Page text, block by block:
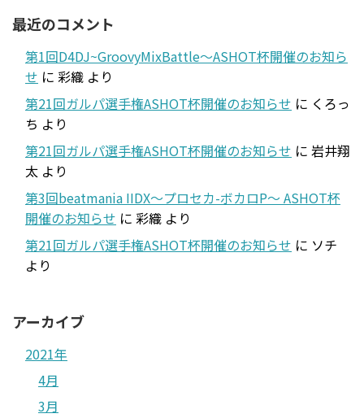
最近のコメント
第1回D4DJ~GroovyMixBattle～ASHOT杯開催のお知ら
せ に 彩織 より
第21回ガルパ選手権ASHOT杯開催のお知らせ に くろっ
ち より
第21回ガルパ選手権ASHOT杯開催のお知らせ に 岩井翔
太 より
第3回beatmania IIDX～プロセカ-ボカロP～ ASHOT杯
開催のお知らせ に 彩織 より
第21回ガルパ選手権ASHOT杯開催のお知らせ に ソチ
より
アーカイブ
2021年
4月
3月